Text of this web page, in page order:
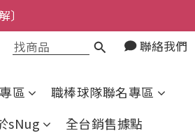
〕
了解〕
聯絡我們
區
職棒球隊聯名專區
sNug
全台銷售據點